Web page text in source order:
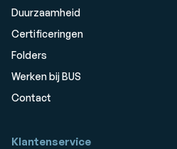
Duurzaamheid
Certificeringen
Folders
Werken bij BUS
Contact
Klantenservice